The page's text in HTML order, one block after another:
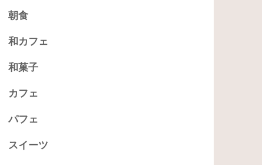
朝食
和カフェ
和菓子
カフェ
パフェ
スイーツ